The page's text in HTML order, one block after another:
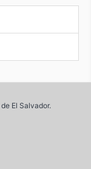
El Salvador.